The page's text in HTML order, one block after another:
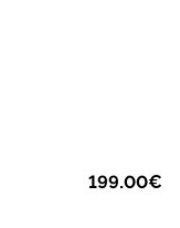
199.00€